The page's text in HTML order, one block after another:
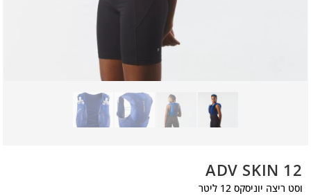
ADV SKIN 12
וסט ריצה יוניסקס 12 ליטר